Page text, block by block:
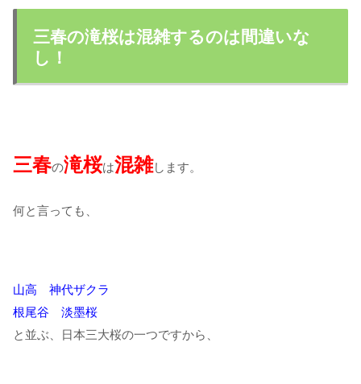
三春の滝桜は混雑するのは間違いな
し！
三春の滝桜は混雑します。
何と言っても、
山高 神代ザクラ
根尾谷 淡墨桜
と並ぶ、日本三大桜の一つですから、